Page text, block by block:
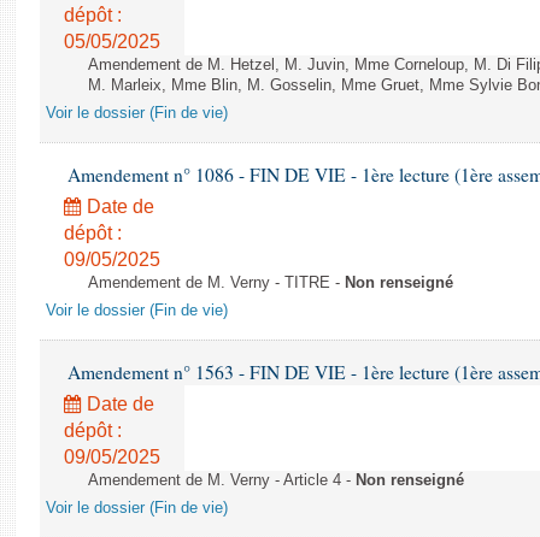
dépôt :
05/05/2025
Amendement de M. Hetzel, M. Juvin, Mme Corneloup, M. Di
M. Marleix, Mme Blin, M. Gosselin, Mme Gruet, Mme Sylvie
Voir le dossier (Fin de vie)
Amendement n° 1086 - FIN DE VIE - 1ère lecture (1ère
Date de
dépôt :
09/05/2025
Amendement de M. Verny - TITRE - Non renseigné
Voir le dossier (Fin de vie)
Amendement n° 1563 - FIN DE VIE - 1ère lecture (1ère
Date de
dépôt :
09/05/2025
Amendement de M. Verny - Article 4 - Non renseigné
Voir le dossier (Fin de vie)